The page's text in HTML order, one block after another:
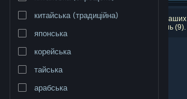
Змінити мову
Переглянути повну версію
китайська (традиційна)
японська
корейська
тайська
арабська
Результатів вашого пошуку: 0. Відповідно до ваших
уподобань було виключено кілька найменувань (9).